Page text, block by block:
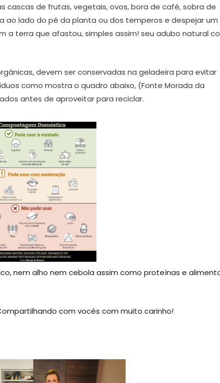
cascas de frutas, vegetais, ovos, bora de café, sobra de
ao lado do pé da planta ou dos temperos e despejar um
a terra que afastou, simples assim! seu adubo natural
devem ser conservadas na geladeira para evitar
como mostra o quadro abaixo, (Fonte Morada da
antes de aproveitar para reciclar.
nem alho nem cebola assim como proteínas e
com vocês com muito carinho!